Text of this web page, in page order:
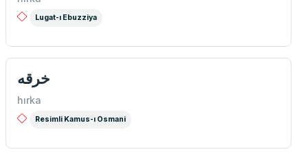
Lugat-ı Ebuzziya
خرقه
hırka
Resimli Kamus-ı Osmani